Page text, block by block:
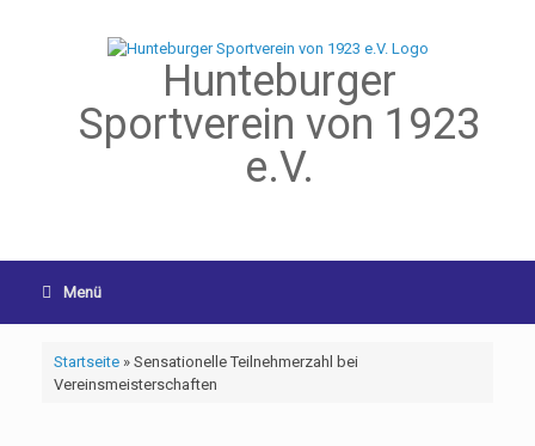
Hunteburger
Sportverein von 1923
e.V.
Menü
Startseite» Sensationelle Teilnehmerzahl bei
Vereinsmeisterschaften